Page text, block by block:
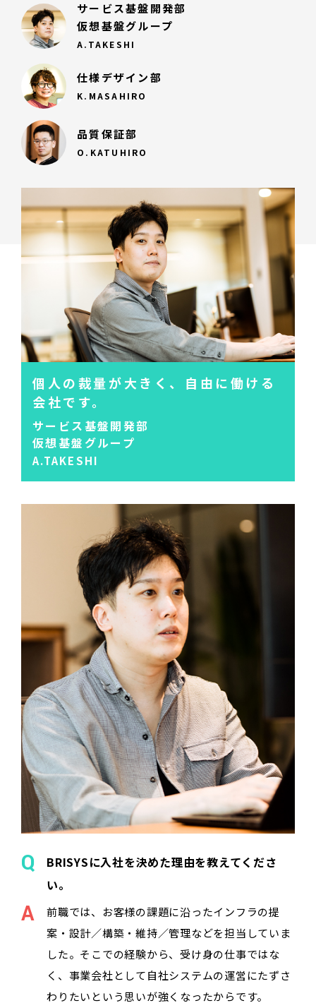
サービス基盤開発部
仮想基盤グループ
A.TAKESHI
仕様デザイン部
K.MASAHIRO
品質保証部
O.KATUHIRO
個人の裁量が大きく、 自由に働ける
会社です。
サービス基盤開発部
仮想基盤グループ
A.TAKESHI
BRISYSに入社を決めた理由を教えてくださ
い。
前職では、お客様の課題に沿ったインフラの提
案・設計／構築・維持／管理などを担当していま
した。そこでの経験から、受け身の仕事ではな
く、事業会社として自社システムの運営にたずさ
わりたいという思いが強くなったからです。